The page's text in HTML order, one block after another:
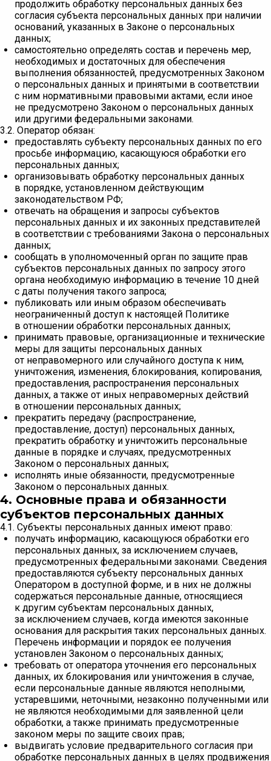
продолжить обработку персональных данных без
согласия субъекта персональных данных при наличии
оснований, указанных в Законе о персональных
данных;
самостоятельно определять состав и перечень мер,
необходимых и достаточных для обеспечения
выполнения обязанностей, предусмотренных Законом
о персональных данных и принятыми в соответствии
с ним нормативными правовыми актами, если иное
не предусмотрено Законом о персональных данных
или другими федеральными законами.
3.2. Оператор обязан:
предоставлять субъекту персональных данных по его
просьбе информацию, касающуюся обработки его
персональных данных;
организовывать обработку персональных данных
в порядке, установленном действующим
законодательством РФ;
отвечать на обращения и запросы субъектов
персональных данных и их законных представителей
в соответствии с требованиями Закона о персональных
данных;
сообщать в уполномоченный орган по защите прав
субъектов персональных данных по запросу этого
органа необходимую информацию в течение 10 дней
с даты получения такого запроса;
публиковать или иным образом обеспечивать
неограниченный доступ к настоящей Политике
в отношении обработки персональных данных;
принимать правовые, организационные и технические
меры для защиты персональных данных
от неправомерного или случайного доступа к ним,
уничтожения, изменения, блокирования, копирования,
предоставления, распространения персональных
данных, а также от иных неправомерных действий
в отношении персональных данных;
прекратить передачу (распространение,
предоставление, доступ) персональных данных,
прекратить обработку и уничтожить персональные
данные в порядке и случаях, предусмотренных
Законом о персональных данных;
исполнять иные обязанности, предусмотренные
Законом о персональных данных.
4. Основные права и обязанности
субъектов персональных данных
4.1. Субъекты персональных данных имеют право:
получать информацию, касающуюся обработки его
персональных данных, за исключением случаев,
предусмотренных федеральными законами. Сведения
предоставляются субъекту персональных данных
Оператором в доступной форме, и в них не должны
содержаться персональные данные, относящиеся
к другим субъектам персональных данных,
за исключением случаев, когда имеются законные
основания для раскрытия таких персональных данных.
Перечень информации и порядок ее получения
установлен Законом о персональных данных;
требовать от оператора уточнения его персональных
данных, их блокирования или уничтожения в случае,
если персональные данные являются неполными,
устаревшими, неточными, незаконно полученными или
не являются необходимыми для заявленной цели
обработки, а также принимать предусмотренные
законом меры по защите своих прав;
выдвигать условие предварительного согласия при
обработке персональных данных в целях продвижения